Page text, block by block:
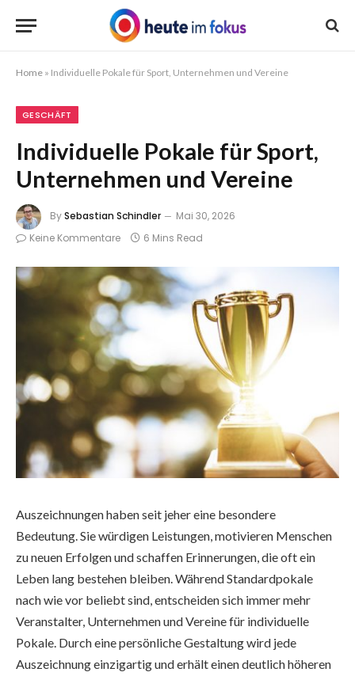
Home » Individuelle Pokale für Sport, Unternehmen und Vereine
GESCHÄFT
Individuelle Pokale für Sport,
Unternehmen und Vereine
BySebastian Schindler
Mai 30, 2026
Keine Kommentare
6 Mins Read
Auszeichnungen haben seit jeher eine besondere
Bedeutung. Sie würdigen Leistungen, motivieren Menschen
zu neuen Erfolgen und schaffen Erinnerungen, die oft ein
Leben lang bestehen bleiben. Während Standardpokale
nach wie vor beliebt sind, entscheiden sich immer mehr
Veranstalter, Unternehmen und Vereine für individuelle
Pokale. Durch eine persönliche Gestaltung wird jede
Auszeichnung einzigartig und erhält einen deutlich höheren